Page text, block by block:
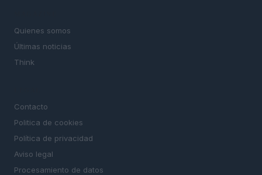
Quienes somos
Últimas noticias
Think
Contacto
Politica de cookies
Política de privacidad
Aviso legal
Procesamiento de datos